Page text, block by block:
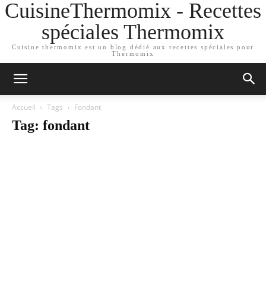
CuisineThermomix - Recettes
spéciales Thermomix
Cuisine thermomix est un blog dédié aux recettes spéciales pour
Thermomix
Accueil Tags Fondant
Tag: fondant